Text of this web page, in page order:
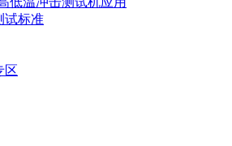
试标准
区